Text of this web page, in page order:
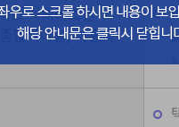
스 시외버스편
종합터미널) 이용시